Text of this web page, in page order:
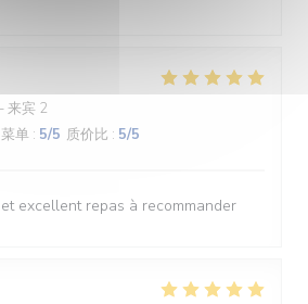
来宾 2
菜单 : 5/5 质价比 : 5/5
excellent repas à recommander